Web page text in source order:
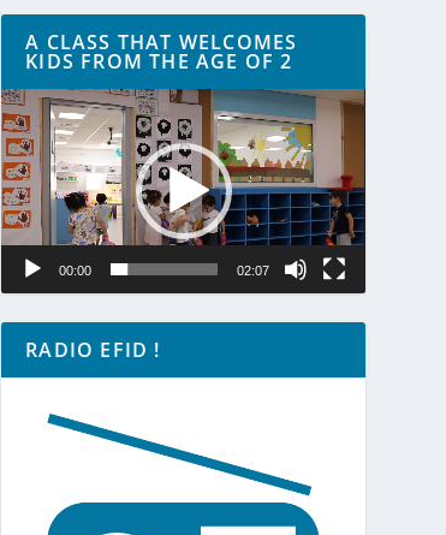
A CLASS THAT WELCOMES
KIDS FROM THE AGE OF 2
Lecteur
vidéo
00:00 02:07
RADIO EFID !